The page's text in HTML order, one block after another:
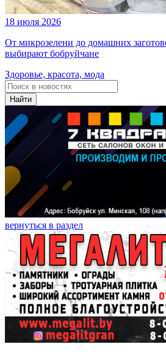
18 июля 2026
От микрозелени до домашних
выбирают бобруйчане
Здоровье, красота, мода
Найти
вернуться в раздел